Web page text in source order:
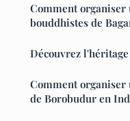
Comment organiser
bouddhistes de
Découvrez
Comment organiser
de Borobudur en